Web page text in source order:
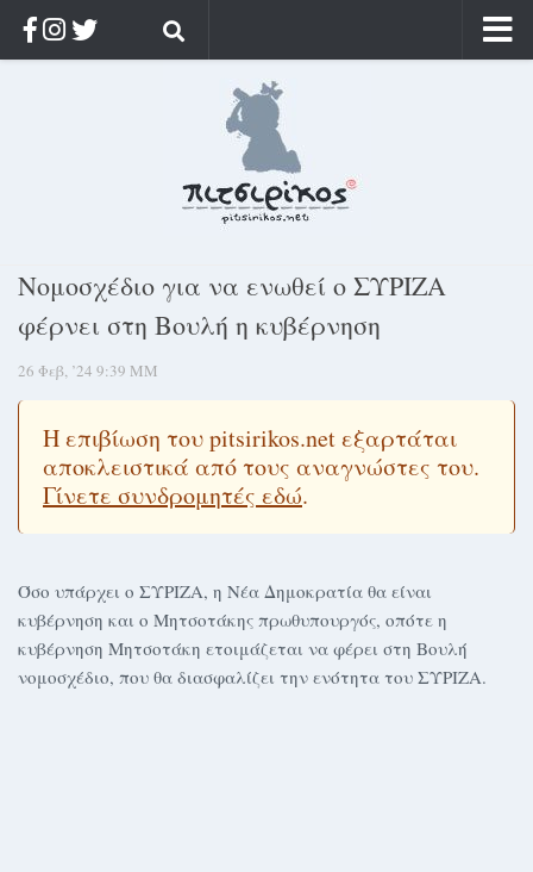
Στοχασμοί & αποφθέγματα
Διαφήμιση
Γίνετε συνδρομητής
Log in
Νομοσχέδιο για να ενωθεί ο ΣΥΡΙΖΑ
φέρνει στη Βουλή η κυβέρνηση
26 Φεβ, ’24 9:39 ΜΜ
Η επιβίωση του pitsirikos.net εξαρτάται
αποκλειστικά από τους αναγνώστες του.
Γίνετε συνδρομητές εδώ.
Όσο υπάρχει ο ΣΥΡΙΖΑ, η Νέα Δημοκρατία θα είναι
κυβέρνηση και ο Μητσοτάκης πρωθυπουργός, οπότε η
κυβέρνηση Μητσοτάκη ετοιμάζεται να φέρει στη Βουλή
νομοσχέδιο, που θα διασφαλίζει την ενότητα του ΣΥΡΙΖΑ.